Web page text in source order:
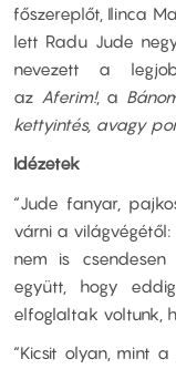
főszereplőt, Ilinca
lett Radu Jude
nevezett a
az Aferim!, a
kettyintés, avagy
Idézetek
“Jude fanyar,
várni a
nem is csendesen
együtt, hogy
elfoglaltak voltunk,
“Kicsit olyan, mint